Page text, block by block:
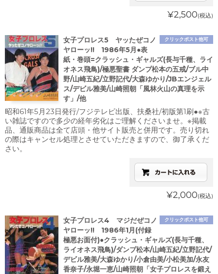
¥2,500(税込)
クリックポスト他可
女子プロレス5 ヤッたぜコノ
ヤローッ!! 1986年5月●表
紙・巻頭=クラッシュ・ギャルズ(長与千種、ライ
オネス飛鳥)/極悪聖書 ダンプ松本の五戒/ブル中
野/山崎五紀/立野記代/大森ゆかり/JBエンジェル
ス/デビル雅美/山崎照朝「風林火山の真理を示
す」/他
昭和61年5月23日発行/フジテレビ出版、扶桑社/初版第1刷●※古
い雑誌ですので多少の経年劣化はご理解くださいませ。※掲載
品、通販商品は全て店頭・他サイト販売と併用です。売り切れ
の際はキャンセル処理とさせていただきますので、御了承くだ
さい。
¥2,000(税込)
クリックポスト他可
女子プロレス4 マジだぜコノ
ヤローッ!! 1986年1月(付録
極悪お面付)●クラッシュ・ギャルズ(長与千種、
ライオネス飛鳥)/ダンプ松本/山崎五紀/立野記代/
デビル雅美/大森ゆかり/小倉由美/小松美加/永友
香奈子/永堀一恵/山崎照朝「女子プロレスを鍛え